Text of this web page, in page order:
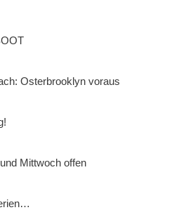
Osterbrooklyn voraus
Mittwoch offen